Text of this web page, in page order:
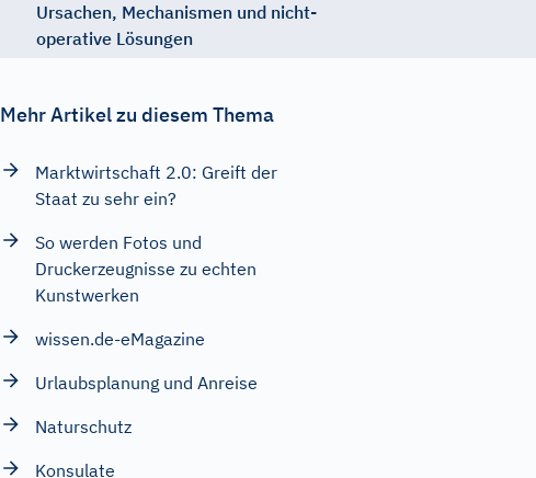
Ursachen, Mechanismen und nicht-
operative Lösungen
Mehr Artikel zu diesem Thema
Marktwirtschaft 2.0: Greift der
Staat zu sehr ein?
So werden Fotos und
Druckerzeugnisse zu echten
Kunstwerken
wissen.de-eMagazine
Urlaubsplanung und Anreise
Naturschutz
Konsulate